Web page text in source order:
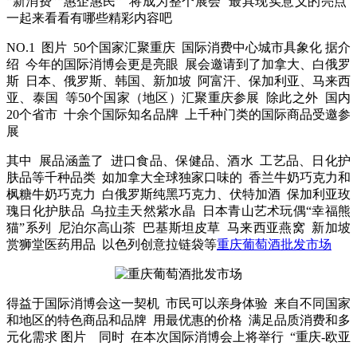
一起来看看有哪些精彩内容吧
NO.1 图片 50个国家汇聚重庆 国际消费中心城市具象化 据介
绍 今年的国际消博会更是亮眼 展会邀请到了加拿大、白俄罗
斯 日本、俄罗斯、韩国、新加坡 阿富汗、保加利亚、马来西
亚、泰国 等50个国家（地区）汇聚重庆参展 除此之外 国内
20个省市 十余个国际知名品牌 上千种门类的国际商品受邀参
展
其中 展品涵盖了 进口食品、保健品、酒水 工艺品、日化护
肤品等千种品类 如加拿大全球独家口味的 香兰牛奶巧克力和
枫糖牛奶巧克力 白俄罗斯纯黑巧克力、伏特加酒 保加利亚玫
瑰日化护肤品 乌拉圭天然紫水晶 日本青山艺术玩偶“幸福熊
猫”系列 尼泊尔高山茶 巴基斯坦皮草 马来西亚燕窝 新加坡
赏狮堂医药用品 以色列创意拉链袋等重庆葡萄酒批发市场
得益于国际消博会这一契机 市民可以亲身体验 来自不同国家
和地区的特色商品和品牌 用最优惠的价格 满足品质消费和多
元化需求 图片 同时 在本次国际消博会上将举行 “重庆-欧亚